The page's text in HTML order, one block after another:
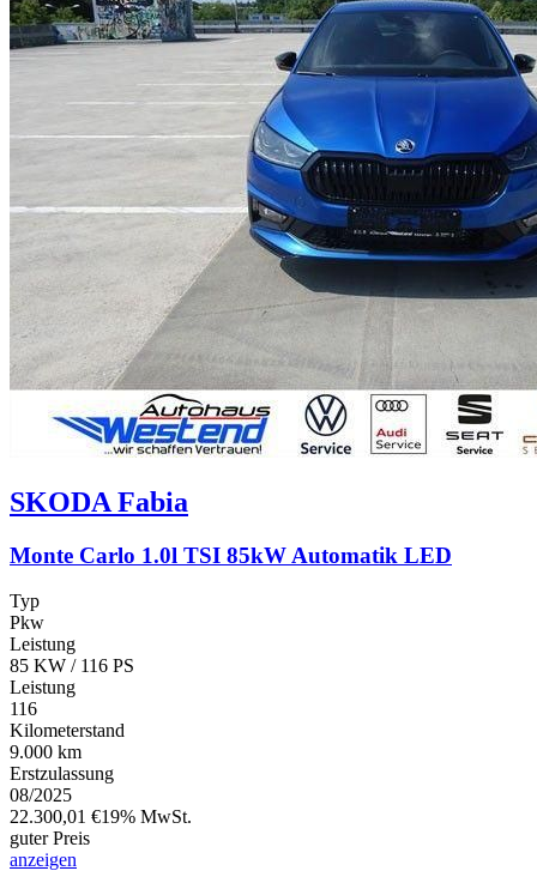
SKODA Fabia
Monte Carlo 1.0l TSI 85kW Automatik LED
Typ
Pkw
Leistung
85 KW / 116 PS
Leistung
116
Kilometerstand
9.000 km
Erstzulassung
08/2025
22.300,01 €19% MwSt.
guter Preis
anzeigen